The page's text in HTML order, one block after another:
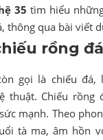
35 tìm hiểu
thông qua bài viết
rồng đá
gọi là chiếu đá,
thuật. Chiếu rồng
mạnh. Theo
tà ma, âm hồn